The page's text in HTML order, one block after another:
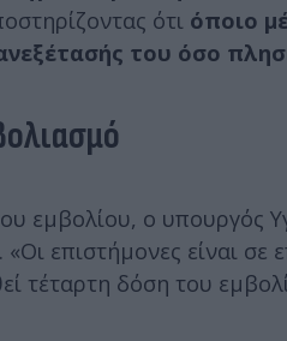
ότι όποιο
του όσο
εμβολίου, ο υπουργός
επιστήμονες είναι σε
τέταρτη δόση του